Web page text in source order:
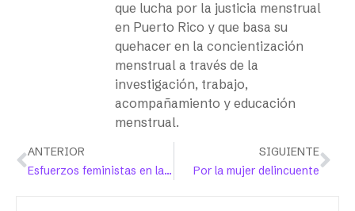
que lucha por la justicia menstrual
en Puerto Rico y que basa su
quehacer en la concientización
menstrual a través de la
investigación, trabajo,
acompañamiento y educación
menstrual.
ANTERIOR
Esfuerzos feministas en las universidades
SIGUIENTE
Por la mujer delincuente